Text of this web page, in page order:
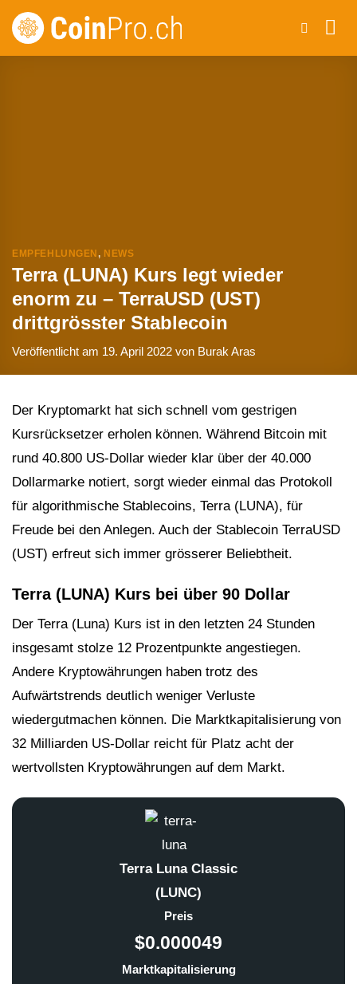
Zum
Inhalt
EMPFEHLUNGEN, NEWS
Terra (LUNA) Kurs legt wieder
enorm zu – TerraUSD (UST)
drittgrösster Stablecoin
Veröffentlicht am 19. April 2022 von Burak Aras
Der Kryptomarkt hat sich schnell vom gestrigen
Kursrücksetzer erholen können. Während Bitcoin mit
rund 40.800 US-Dollar wieder klar über der 40.000
Dollarmarke notiert, sorgt wieder einmal das Protokoll
für algorithmische Stablecoins, Terra (LUNA), für
Freude bei den Anlegen. Auch der Stablecoin TerraUSD
(UST) erfreut sich immer grösserer Beliebtheit.
Terra (LUNA) Kurs bei über 90 Dollar
Der Terra (Luna) Kurs ist in den letzten 24 Stunden
insgesamt stolze 12 Prozentpunkte angestiegen.
Andere Kryptowährungen haben trotz des
Aufwärtstrends deutlich weniger Verluste
wiedergutmachen können. Die Marktkapitalisierung von
32 Milliarden US-Dollar reicht für Platz acht der
wertvollsten Kryptowährungen auf dem Markt.
Terra Luna Classic
(LUNC)
Preis
$0.000049
Marktkapitalisierung